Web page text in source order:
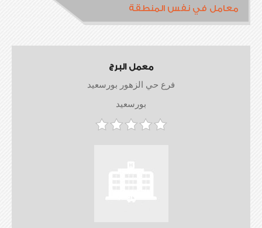
معامل في نفس المنطقة
معمل البرج
فرع حي الزهور بورسعيد
بورسعيد